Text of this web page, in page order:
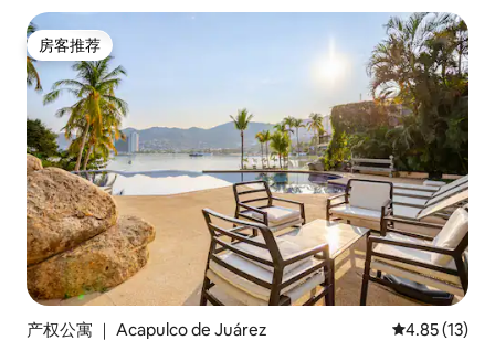
房客推荐
房客推荐
产权公寓 ｜ Acapulco de Juárez 平均评分
4.85 (13)